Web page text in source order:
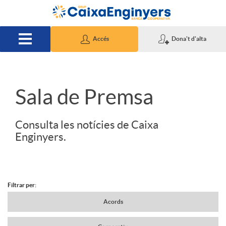
Salta al contingut principal
Accés Dona't d'alta
S
d
Sala de Premsa
Consulta les notícies de Caixa
Enginyers.
N
Filtrar per:
Acords